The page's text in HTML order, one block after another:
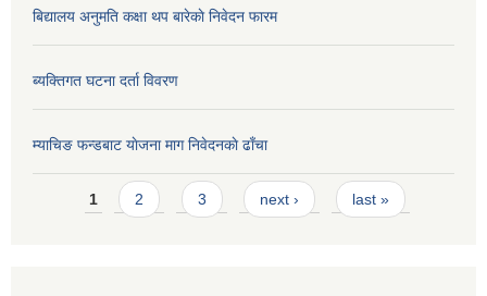
बिद्यालय अनुमति कक्षा थप बारेकाे निवेदन फारम
ब्यक्तिगत घटना दर्ता विवरण
म्याचिङ फन्डबाट याेजना माग निवेदनकाे ढाँचा
Pages
1 2 3 next › last »